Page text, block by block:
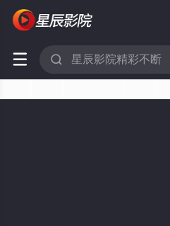
 